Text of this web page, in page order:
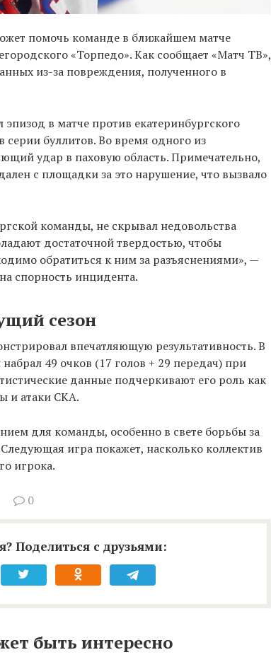
помочь команде в ближайшем матче
«Торпедо». Как сообщает «Матч ТВ»,
из-за повреждения, полученного в
в матче против екатеринбургского
серии буллитов. Во время одного из
удар в паховую область. Примечательно,
с площадки за это нарушение, что вызвало
команды, не скрывал недовольства
достаточной твердостью, чтобы
обратиться к ним за разъяснениями», —
спорность инцидента.
сезон
впечатляющую результативность. В
49 очков (17 голов + 29 передач) при
данные подчеркивают его роль как
и атаки СКА.
для команды, особенно в свете борьбы за
игра покажет, насколько коллектив
игрока.
0
Поделиться с друзьями:
быть интересно